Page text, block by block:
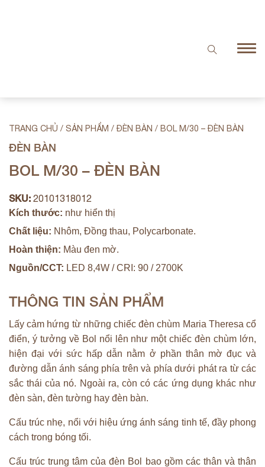
TRANG CHỦ / SẢN PHẨM / ĐÈN BÀN / BOL M/30 – ĐÈN BÀN
ĐÈN BÀN
BOL M/30 – ĐÈN BÀN
SKU: 20101318012
Kích thước: như hiển thị
Chất liệu: Nhôm, Đồng thau, Polycarbonate.
Hoàn thiện: Màu đen mờ.
Nguồn/CCT: LED 8,4W / CRI: 90 / 2700K
THÔNG TIN SẢN PHẨM
Lấy cảm hứng từ những chiếc đèn chùm Maria Theresa cổ
điển, ý tưởng về Bol nổi lên như một chiếc đèn chùm lớn,
hiện đại với sức hấp dẫn nằm ở phần thân mờ đục và
đường dẫn ánh sáng phía trên và phía dưới phát ra từ các
sắc thái của nó. Ngoài ra, còn có các ứng dụng khác như
đèn sàn, đèn tường hay đèn bàn.
Cấu trúc nhẹ, nổi với hiệu ứng ánh sáng tinh tế, đầy phong
cách trong bóng tối.
Cấu trúc trung tâm của đèn Bol bao gồm các thân và thân